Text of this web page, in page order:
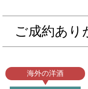
ご成約あり
海外の洋酒